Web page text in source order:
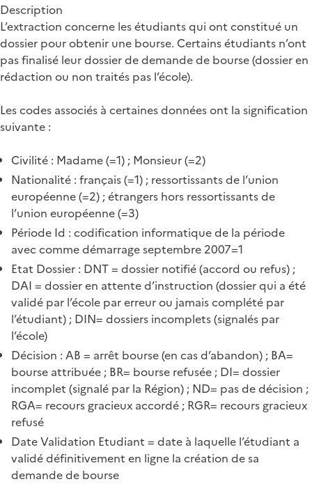
Description
L’extraction concerne les étudiants qui ont constitué un
dossier pour obtenir une bourse. Certains étudiants n’ont
pas finalisé leur dossier de demande de bourse (dossier en
rédaction ou non traités pas l’école).
Les codes associés à certaines données ont la signification
suivante :
Civilité : Madame (=1) ; Monsieur (=2)
Nationalité : français (=1) ; ressortissants de l’union
européenne (=2) ; étrangers hors ressortissants de
l’union européenne (=3)
Période Id : codification informatique de la période
avec comme démarrage septembre 2007=1
Etat Dossier : DNT = dossier notifié (accord ou refus) ;
DAI = dossier en attente d’instruction (dossier qui a été
validé par l’école par erreur ou jamais complété par
l’étudiant) ; DIN= dossiers incomplets (signalés par
l’école)
Décision : AB = arrêt bourse (en cas d’abandon) ; BA=
bourse attribuée ; BR= bourse refusée ; DI= dossier
incomplet (signalé par la Région) ; ND= pas de décision ;
RGA= recours gracieux accordé ; RGR= recours gracieux
refusé
Date Validation Etudiant = date à laquelle l’étudiant a
validé définitivement en ligne la création de sa
demande de bourse